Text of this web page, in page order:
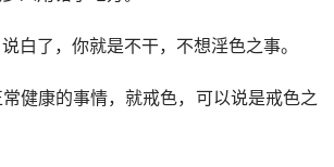
了，你就是不干，不想淫色之事。
康的事情，就戒色，可以说是戒色之